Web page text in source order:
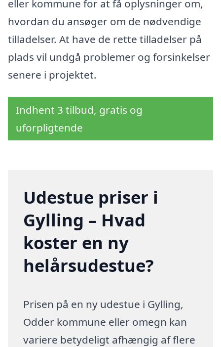
eller kommune for at få oplysninger om,
hvordan du ansøger om de nødvendige
tilladelser. At have de rette tilladelser på
plads vil undgå problemer og forsinkelser
senere i projektet.
Indhent 3 tilbud, gratis og
uforpligtende
Udestue priser i
Gylling – Hvad
koster en ny
helårsudestue?
Prisen på en ny udestue i Gylling,
Odder kommune eller omegn kan
variere betydeligt afhængig af flere